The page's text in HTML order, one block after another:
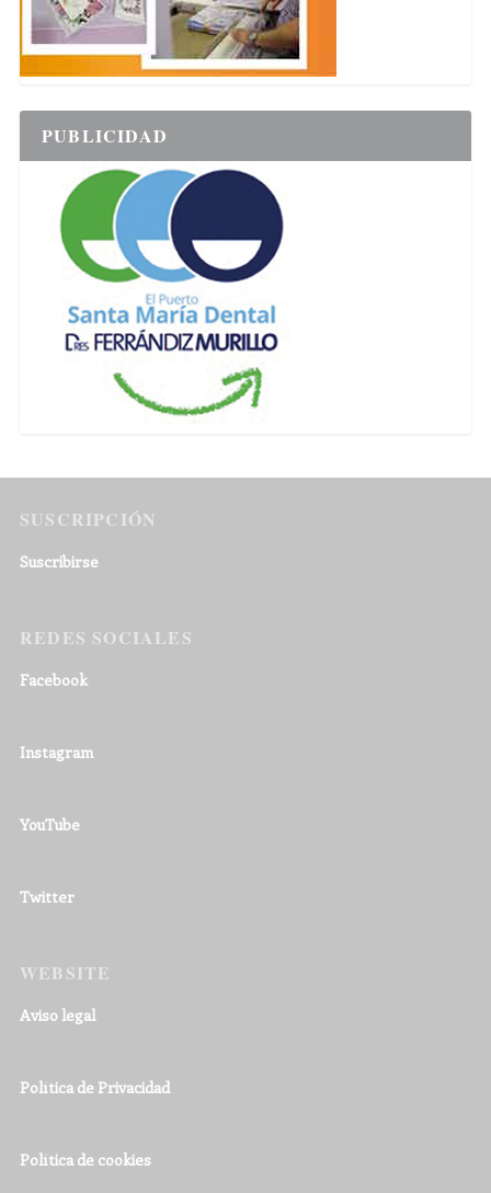
PUBLICIDAD
SUSCRIPCIÓN
Suscribirse
REDES SOCIALES
Facebook
Instagram
YouTube
Twitter
WEBSITE
Aviso legal
Política de Privacidad
Política de cookies